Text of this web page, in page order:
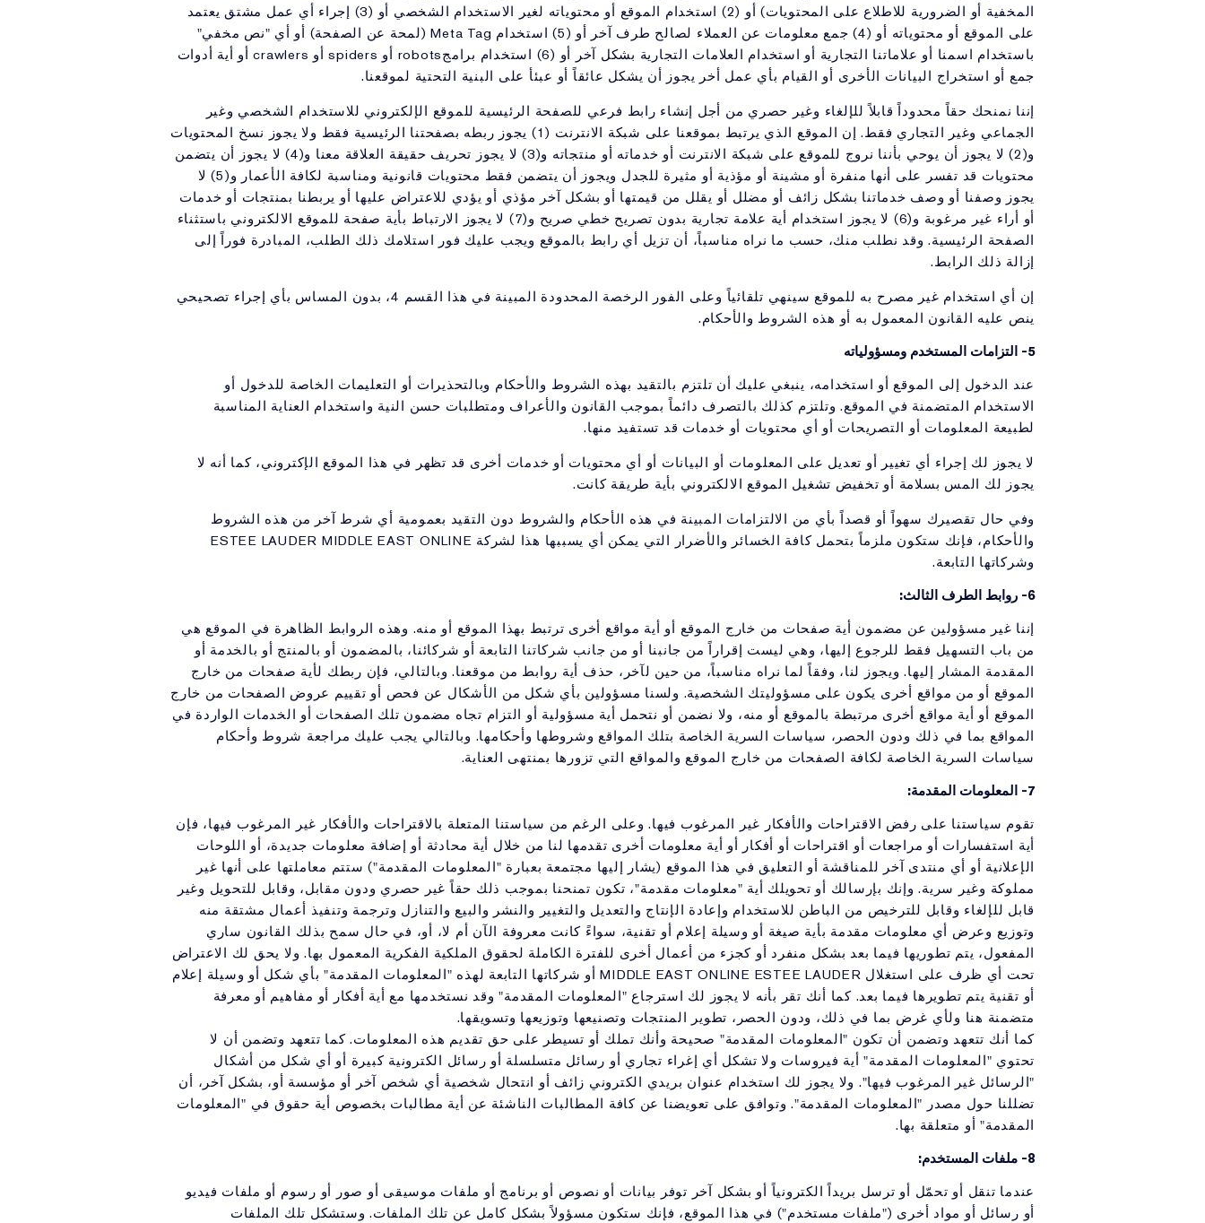
المخفية أو الضرورية للاطلاع على المحتويات) أو (2) استخدام الموقع أو محتوياته لغير الاستخدام الشخصي أو (3) إجراء أي عمل مشتق يعتمد
على الموقع أو محتوياته أو (4) جمع معلومات عن العملاء لصالح طرف آخر أو (5) استخدام Meta Tag (لمحة عن الصفحة) أو أي "نص مخفي"
باستخدام اسمنا أو علاماتنا التجارية أو استخدام العلامات التجارية بشكل آخر أو (6) استخدام برامجrobots أو spiders أو crawlers أو أية أدوات
جمع أو استخراج البيانات الأخرى أو القيام بأي عمل أخر يجوز أن يشكل عائقاً أو عبئأ على البنية التحتية لموقعنا.
إننا نمنحك حقاً محدوداً قابلاً للإلغاء وغير حصري من أجل إنشاء رابط فرعي للصفحة الرئيسية للموقع الإلكتروني للاستخدام الشخصي وغير
الجماعي وغير التجاري فقط. إن الموقع الذي يرتبط بموقعنا على شبكة الانترنت (1) يجوز ربطه بصفحتنا الرئيسية فقط ولا يجوز نسخ المحتويات
و(2) لا يجوز أن يوحي بأننا نروج للموقع على شبكة الانترنت أو خدماته أو منتجاته و(3) لا يجوز تحريف حقيقة العلاقة معنا و(4) لا يجوز أن يتضمن
محتويات قد تفسر على أنها منفرة أو مشينة أو مؤذية أو مثيرة للجدل ويجوز أن يتضمن فقط محتويات قانونية ومناسبة لكافة الأعمار و(5) لا
يجوز وصفنا أو وصف خدماتنا بشكل زائف أو مضلل أو يقلل من قيمتها أو بشكل آخر مؤذي أو يؤدي للاعتراض عليها أو يربطنا بمنتجات أو خدمات
أو أراء غير مرغوبة و(6) لا يجوز استخدام أية علامة تجارية بدون تصريح خطي صريح و(7) لا يجوز الارتباط بأية صفحة للموقع الالكتروني باستثناء
الصفحة الرئيسية. وقد نطلب منك، حسب ما نراه مناسباً، أن تزيل أي رابط بالموقع ويجب عليك فور استلامك ذلك الطلب، المبادرة فوراً إلى
إزالة ذلك الرابط.
إن أي استخدام غير مصرح به للموقع سينهي تلقائياً وعلى الفور الرخصة المحدودة المبينة في هذا القسم 4، بدون المساس بأي إجراء تصحيحي
ينص عليه القانون المعمول به أو هذه الشروط والأحكام.
5- التزامات المستخدم ومسؤولياته
عند الدخول إلى الموقع أو استخدامه، ينبغي عليك أن تلتزم بالتقيد بهذه الشروط والأحكام وبالتحذيرات أو التعليمات الخاصة للدخول أو
الاستخدام المتضمنة في الموقع. وتلتزم كذلك بالتصرف دائماً بموجب القانون والأعراف ومتطلبات حسن النية واستخدام العناية المناسبة
لطبيعة المعلومات أو التصريحات أو أي محتويات أو خدمات قد تستفيد منها.
لا يجوز لك إجراء أي تغيير أو تعديل على المعلومات أو البيانات أو أي محتويات أو خدمات أخرى قد تظهر في هذا الموقع الإكتروني، كما أنه لا
يجوز لك المس بسلامة أو تخفيض تشغيل الموقع الالكتروني بأية طريقة كانت.
وفي حال تقصيرك سهواً أو قصداً بأي من الالتزامات المبينة في هذه الأحكام والشروط دون التقيد بعمومية أي شرط آخر من هذه الشروط
والأحكام، فإنك ستكون ملزماً بتحمل كافة الخسائر والأضرار التي يمكن أي يسببها هذا لشركة ESTEE LAUDER MIDDLE EAST ONLINE
وشركاتها التابعة.
6- روابط الطرف الثالث:
إننا غير مسؤولين عن مضمون أية صفحات من خارج الموقع أو أية مواقع أخرى ترتبط بهذا الموقع أو منه. وهذه الروابط الظاهرة في الموقع هي
من باب التسهيل فقط للرجوع إليها، وهي ليست إقراراً من جانبنا أو من جانب شركاتنا التابعة أو شركائنا، بالمضمون أو بالمنتج أو بالخدمة أو
المقدمة المشار إليها. ويجوز لنا، وفقاً لما نراه مناسباً، من حين لآخر، حذف أية روابط من موقعنا. وبالتالي، فإن ربطك لأية صفحات من خارج
الموقع أو من مواقع أخرى يكون على مسؤوليتك الشخصية. ولسنا مسؤولين بأي شكل من الأشكال عن فحص أو تقييم عروض الصفحات من خارج
الموقع أو أية مواقع أخرى مرتبطة بالموقع أو منه، ولا نضمن أو نتحمل أية مسؤولية أو التزام تجاه مضمون تلك الصفحات أو الخدمات الواردة في
المواقع بما في ذلك ودون الحصر، سياسات السرية الخاصة بتلك المواقع وشروطها وأحكامها. وبالتالي يجب عليك مراجعة شروط وأحكام
سياسات السرية الخاصة لكافة الصفحات من خارج الموقع والمواقع التي تزورها بمنتهى العناية.
7- المعلومات المقدمة:
تقوم سياستنا على رفض الاقتراحات والأفكار غير المرغوب فيها. وعلى الرغم من سياستنا المتعلة بالاقتراحات والأفكار غير المرغوب فيها، فإن
أية استفسارات أو مراجعات أو اقتراحات أو أفكار أو أية معلومات أخرى تقدمها لنا من خلال أية محادثة أو إضافة معلومات جديدة، أو اللوحات
الإعلانية أو أي منتدى آخر للمناقشة أو التعليق في هذا الموقع (يشار إليها مجتمعة بعبارة "المعلومات المقدمة") ستتم معاملتها على أنها غير
مملوكة وغير سرية. وإنك بإرسالك أو تحويلك أية "معلومات مقدمة"، تكون تمنحنا بموجب ذلك حقاً غير حصري ودون مقابل، وقابل للتحويل وغير
قابل للإلغاء وقابل للترخيص من الباطن للاستخدام وإعادة الإنتاج والتعديل والتغيير والنشر والبيع والتنازل وترجمة وتنفيذ أعمال مشتقة منه
وتوزيع وعرض أي معلومات مقدمة بأية صيغة أو وسيلة إعلام أو تقنية، سواءً كانت معروفة الآن أم لا، أو، في حال سمح بذلك القانون ساري
المفعول، يتم تطوريها فيما بعد بشكل منفرد أو كجزء من أعمال أخرى للفترة الكاملة لحقوق الملكية الفكرية المعمول بها. ولا يحق لك الاعتراض
تحت أي ظرف على استغلال MIDDLE EAST ONLINE ESTEE LAUDER أو شركاتها التابعة لهذه "المعلومات المقدمة" بأي شكل أو وسيلة إعلام
أو تقنية يتم تطويرها فيما بعد. كما أنك تقر بأنه لا يجوز لك استرجاع "المعلومات المقدمة" وقد نستخدمها مع أية أفكار أو مفاهيم أو معرفة
متضمنة هنا ولأي غرض بما في ذلك، ودون الحصر، تطوير المنتجات وتصنيعها وتوزيعها وتسويقها.
كما أنك تتعهد وتضمن أن تكون "المعلومات المقدمة" صحيحة وأنك تملك أو تسيطر على حق تقديم هذه المعلومات. كما تتعهد وتضمن أن لا
تحتوي "المعلومات المقدمة" أية فيروسات ولا تشكل أي إغراء تجاري أو رسائل متسلسلة أو رسائل الكترونية كبيرة أو أي شكل من أشكال
"الرسائل غير المرغوب فيها". ولا يجوز لك استخدام عنوان بريدي الكتروني زائف أو انتحال شخصية أي شخص آخر أو مؤسسة أو، بشكل آخر، أن
تضللنا حول مصدر "المعلومات المقدمة". وتوافق على تعويضنا عن كافة المطالبات الناشئة عن أية مطالبات بخصوص أية حقوق في "المعلومات
المقدمة" أو متعلقة بها.
8- ملفات المستخدم:
عندما تنقل أو تحمّل أو ترسل بريداً الكترونياً أو بشكل آخر توفر بيانات أو نصوص أو برنامج أو ملفات موسيقى أو صور أو رسوم أو ملفات فيديو
أو رسائل أو مواد أخرى ("ملفات مستخدم") في هذا الموقع، فإنك ستكون مسؤولاً بشكل كامل عن تلك الملفات. وستشكل تلك الملفات